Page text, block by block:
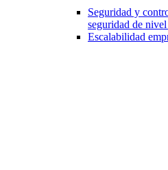
Seguridad y
seguridad de
Escalabilidad